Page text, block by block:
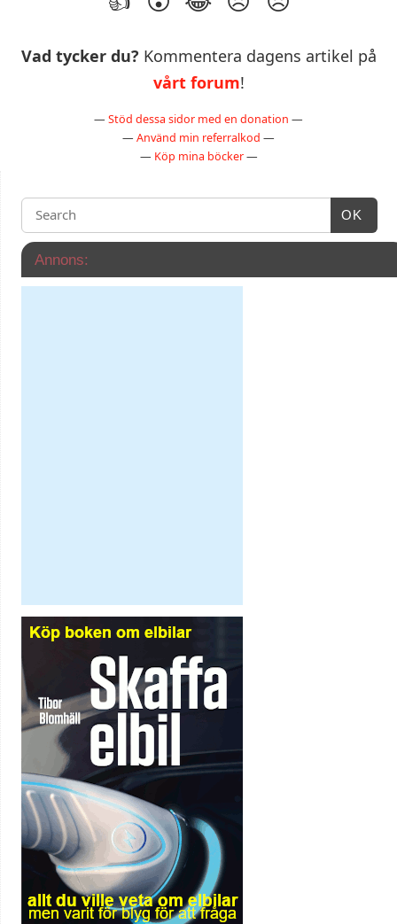
Vad tycker du? Kommentera dagens artikel på
vårt forum!
— Stöd dessa sidor med en donation —
— Använd min referralkod —
— Köp mina böcker—
OK
Annons: